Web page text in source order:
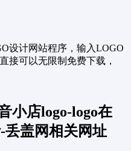
设计网站程序，输入LOGO
接可以无限制免费下载，
小店logo-logo在
丢盖网相关网址